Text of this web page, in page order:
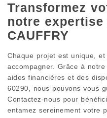
Transformez
notre
CAUFFRY
Chaque projet est unique,
accompagner. Grâce à
aides financières et des
60290, nous pouvons vous
Contactez-nous pour
entamez sereinement votre